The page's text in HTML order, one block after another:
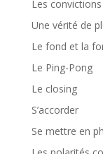
Les
Une vérité de
Le fond et la
Le Ping-Pong
Le closing
S’accorder
Se mettre en